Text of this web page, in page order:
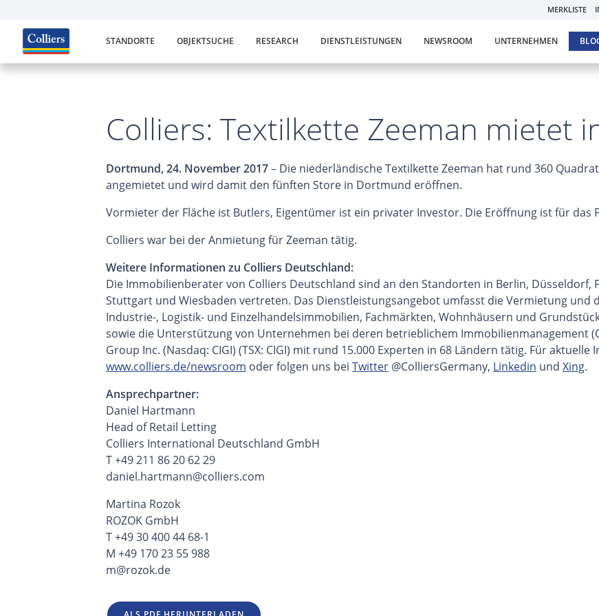
MERKLISTE
STANDORTE OBJEKTSUCHE RESEARCH DIENSTLEISTUNGEN NEWSROOM UNTERNEHMEN
Colliers: Textilkette Zeeman mietet
Dortmund, 24. November 2017– Die niederländische Textilkette Zeeman hat rund 360
angemietet und wird damit den fünften Store in Dortmund eröffnen.
Vormieter der Fläche ist Butlers, Eigentümer ist ein privater Investor. Die Eröffnung ist für das
Colliers war bei der Anmietung für Zeeman tätig.
Weitere Informationen zu Colliers Deutschland:
Die Immobilienberater von Colliers Deutschland sind an den Standorten in Berlin, Düsseldorf,
Stuttgart und Wiesbaden vertreten. Das Dienstleistungsangebot umfasst die Vermietung und
Industrie-, Logistik- und Einzelhandelsimmobilien, Fachmärkten, Wohnhäusern und
sowie die Unterstützung von Unternehmen bei deren betrieblichem Immobilienmanagement
Group Inc. (Nasdaq: CIGI) (TSX: CIGI) mit rund 15.000 Experten in 68 Ländern tätig. Für
www.colliers.de/newsroom oder folgen uns bei Twitter @ColliersGermany, Linkedin und Xing.
Ansprechpartner:
Daniel Hartmann
Head of Retail Letting
Colliers International Deutschland GmbH
T +49 211 86 20 62 29
daniel.hartmann@colliers.com
Martina Rozok
ROZOK GmbH
T +49 30 400 44 68-1
M +49 170 23 55 988
m@rozok.de